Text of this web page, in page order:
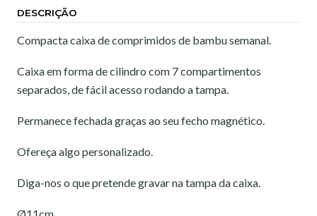
DESCRIÇÃO
Compacta caixa de comprimidos de bambu semanal.
Caixa em forma de cilindro com 7 compartimentos
separados, de fácil acesso rodando a tampa.
Permanece fechada graças ao seu fecho magnético.
Ofereça algo personalizado.
Diga-nos o que pretende gravar na tampa da caixa.